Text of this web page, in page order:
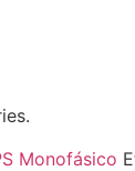
Monofásico